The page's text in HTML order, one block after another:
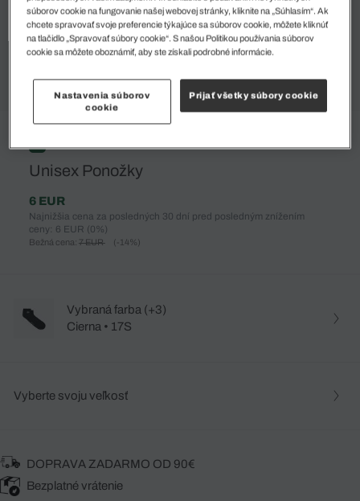
%
Unisex Ponožky
6 EUR
Najnižšia cena za posledných 30 dní pred posledným znížením
ceny: 6 EUR (0%)
Bežná cena: 7 EUR (-14%)
Vybraná farba (+3)
Cierna • 17S
Vyberte svoju veľkosť
DOPRAVA ZADARMO OD 90€
Bezplatné vrátenie
súborov cookie na fungovanie našej webovej stránky, kliknite na „Súhlasím“. Ak
chcete spravovať svoje preferencie týkajúce sa súborov cookie, môžete kliknúť
na tlačidlo „Spravovať súbory cookie“. S našou Politikou používania súborov
cookie sa môžete oboznámiť, aby ste získali podrobné informácie.
Nastavenia súborov
cookie
Prijať všetky súbory cookie